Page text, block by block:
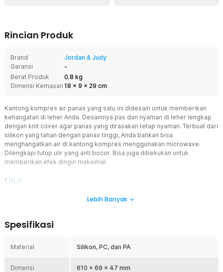
Rincian Produk
Brand
Jordan & Judy
Garansi
-
Berat Produk
0.8 kg
Dimensi Kemasan 18 x 9 x 29 cm
Kantong kompres air panas yang satu ini didesain untuk memberikan
kehangatan di leher Anda. Desainnya pas dan nyaman di leher lengkap
dengan knit cover agar panas yang dirasakan tetap nyaman. Terbuat dari
silikon yang tahan dengan panas tinggi, Anda bahkan bisa
menghangatkan air di kantong kompres menggunakan microwave.
Dilengkapi tutup ulir yang anti bocor. Bisa juga dibekukan untuk
memberikan efek dingin maksimal.
Fitur
Desain U-Shape yang Nyaman
lembut yang menenangkan. Desainnya juga pas untuk Anda
Hangat Lebih Lama
durasi yang optimal, tidak terlalu berat saat digunakan di leher, tapi
Lebih Banyak
Spesifikasi
Material Silikon, PC, dan PA
Dimensi 610 x 69 x 47 mm